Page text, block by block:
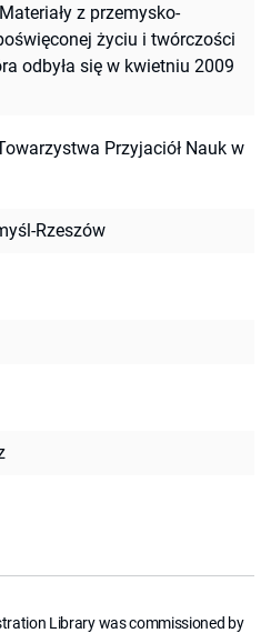
Materiały z przemysko-
życiu i twórczości
odbyła się w kwietniu 2009
Przyjaciół Nauk w
Rzeszów
Library was commissioned by